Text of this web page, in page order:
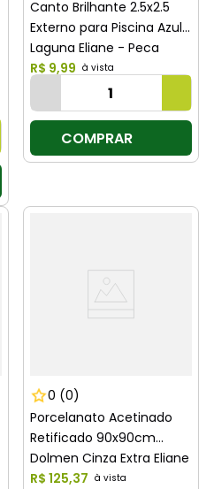
Canto Brilhante 2.5x2.5
Externo para Piscina Azul
Laguna Eliane - Peca
R$ 9,99
COMPRAR
0 (0)
Porcelanato Acetinado
Retificado 90x90cm
Dolmen Cinza Extra Eliane
R$ 125,37